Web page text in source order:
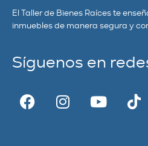
El Taller de Bienes Raíces te
inmuebles de manera segura y
Síguenos en